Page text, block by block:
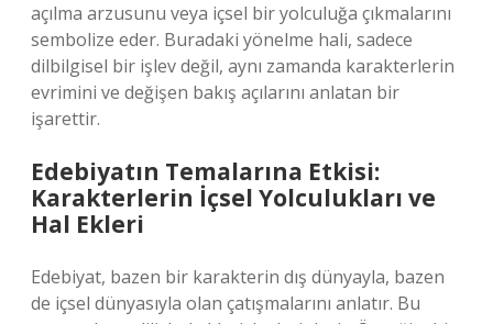
açılma arzusunu veya içsel bir yolculuğa çıkmalarını
sembolize eder. Buradaki yönelme hali, sadece
dilbilgisel bir işlev değil, aynı zamanda karakterlerin
evrimini ve değişen bakış açılarını anlatan bir
işarettir.
Edebiyatın Temalarına Etkisi:
Karakterlerin İçsel Yolculukları ve
Hal Ekleri
Edebiyat, bazen bir karakterin dış dünyayla, bazen
de içsel dünyasıyla olan çatışmalarını anlatır. Bu